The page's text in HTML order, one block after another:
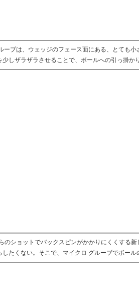
ーブは、ウェッジのフェース面にある、とても
しザラザラさせることで、ボールへの引っ掛か
のショットでバックスピンがかかりにくくする
たくない。そこで、マイクロ グルーブでボー